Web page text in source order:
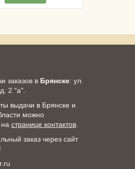
заказов в Брянске: ул.
2 "а".
выдачи в Брянске и
можно
странице контактов.
заказ через сайт